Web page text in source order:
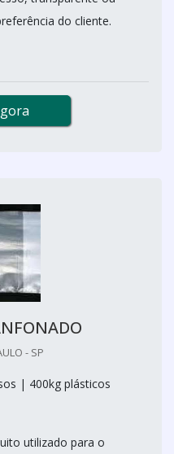
do cliente.
- SP
| 400kg plásticos
utilizado para o